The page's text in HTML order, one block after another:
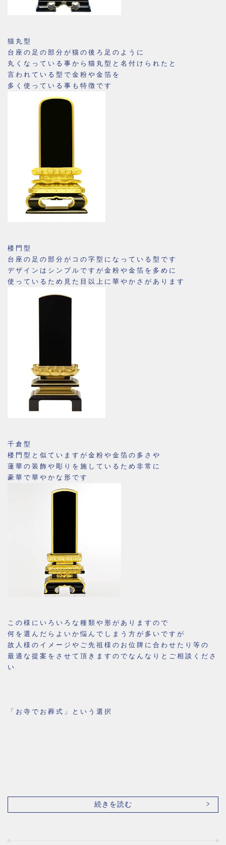
猫丸型
台座の足の部分が猫の後ろ足のように
丸くなっている事から猫丸型と名付けられたと
言われている型で金粉や金箔を
多く使っている事も特徴です
楼門型
台座の足の部分がコの字型になっている型です
デザインはシンプルですが金粉や金箔を多めに
使っているため見た目以上に華やかさがあります
千倉型
楼門型と似ていますが金粉や金箔の多さや
蓮華の装飾や彫りを施しているため非常に
豪華で華やかな形です
この様にいろいろな種類や形がありますので
何を選んだらよいか悩んでしまう方が多いですが
故人様のイメージやご先祖様のお位牌に合わせたり等の
最適な提案をさせて頂きますのでなんなりとご相談くださ
い
「お寺でお葬式」という選択
続きを読む